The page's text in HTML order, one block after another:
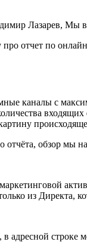
Лазарев, Мы в
про отчет по
каналы с
отчёта, обзор мы
из Директа,
в адресной